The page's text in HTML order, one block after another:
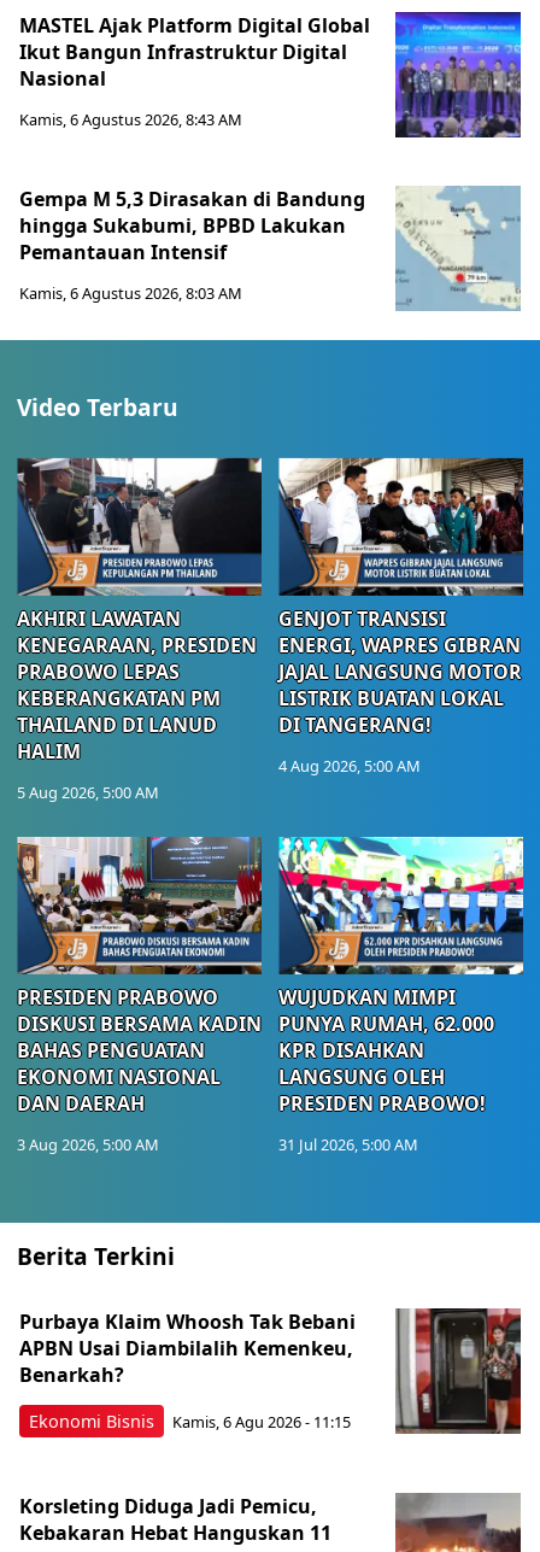
MASTEL Ajak Platform Digital Global
Ikut Bangun Infrastruktur Digital
Nasional
Kamis, 6 Agustus 2026, 8:43 AM
Gempa M 5,3 Dirasakan di Bandung
hingga Sukabumi, BPBD Lakukan
Pemantauan Intensif
Kamis, 6 Agustus 2026, 8:03 AM
Video Terbaru
AKHIRI LAWATAN
KENEGARAAN, PRESIDEN
PRABOWO LEPAS
KEBERANGKATAN PM
THAILAND DI LANUD
HALIM
5 Aug 2026, 5:00 AM
GENJOT TRANSISI
ENERGI, WAPRES GIBRAN
JAJAL LANGSUNG MOTOR
LISTRIK BUATAN LOKAL
DI TANGERANG!
4 Aug 2026, 5:00 AM
PRESIDEN PRABOWO
DISKUSI BERSAMA KADIN
BAHAS PENGUATAN
EKONOMI NASIONAL
DAN DAERAH
3 Aug 2026, 5:00 AM
WUJUDKAN MIMPI
PUNYA RUMAH, 62.000
KPR DISAHKAN
LANGSUNG OLEH
PRESIDEN PRABOWO!
31 Jul 2026, 5:00 AM
Berita Terkini
Ekonomi Bisnis
Purbaya Klaim Whoosh Tak Bebani
APBN Usai Diambilalih Kemenkeu,
Benarkah?
Kamis, 6 Agu 2026 - 11:15
Korsleting Diduga Jadi Pemicu,
Kebakaran Hebat Hanguskan 11